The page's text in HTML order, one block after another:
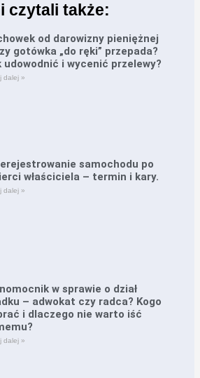
czytali także:
od darowizny pieniężnej
gotówka „do ręki” przepada?
udowodnić i wycenić przelewy?
dalej »
samochodu po
właściciela – termin i kary.
dalej »
w sprawie o dział
– adwokat czy radca? Kogo
i dlaczego nie warto iść
dalej »